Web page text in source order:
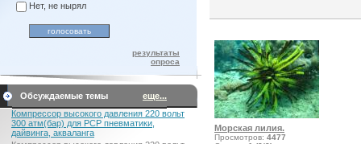
Нет, не нырял
результаты
опроса
Обсуждаемые темы
еще...
Компрессор высокого давления 220 вольт
300 атм(бар) для PCP пневматики,
дайвинга, акваланга
Морская лилия.
Просмотров: 4477